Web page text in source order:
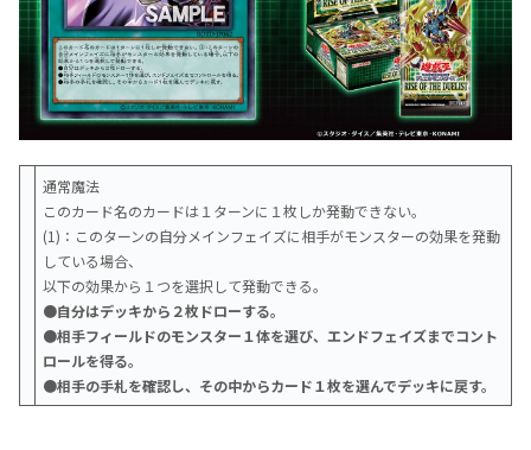
通常魔法
このカード名のカードは１ターンに１枚しか発動できない。
(1)：このターンの自分メインフェイズに相手がモンスターの効果を発動
している場合、
以下の効果から１つを選択して発動できる。
●自分はデッキから２枚ドローする。
●相手フィールドのモンスター１体を選び、エンドフェイズまでコント
ロールを得る。
●相手の手札を確認し、その中からカード１枚を選んでデッキに戻す。